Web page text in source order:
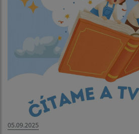
05.09.2025